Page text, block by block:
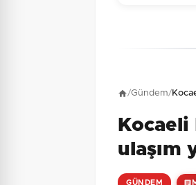
/Gündem/
ulaşım
GÜNDEM